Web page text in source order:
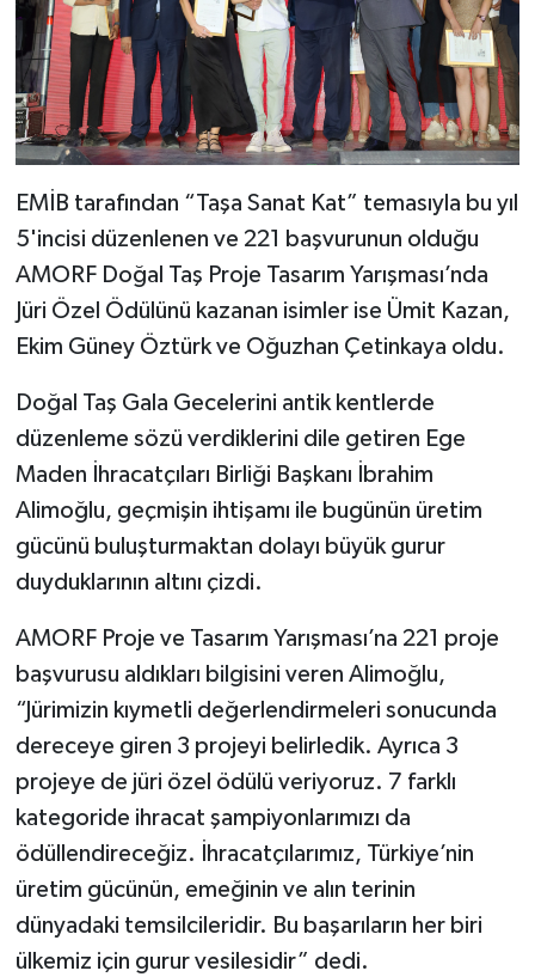
EMİB tarafından “Taşa Sanat Kat” temasıyla bu yıl
5'incisi düzenlenen ve 221 başvurunun olduğu
AMORF Doğal Taş Proje Tasarım Yarışması’nda
Jüri Özel Ödülünü kazanan isimler ise Ümit Kazan,
Ekim Güney Öztürk ve Oğuzhan Çetinkaya oldu.
Doğal Taş Gala Gecelerini antik kentlerde
düzenleme sözü verdiklerini dile getiren Ege
Maden İhracatçıları Birliği Başkanı İbrahim
Alimoğlu, geçmişin ihtişamı ile bugünün üretim
gücünü buluşturmaktan dolayı büyük gurur
duyduklarının altını çizdi.
AMORF Proje ve Tasarım Yarışması’na 221 proje
başvurusu aldıkları bilgisini veren Alimoğlu,
“Jürimizin kıymetli değerlendirmeleri sonucunda
dereceye giren 3 projeyi belirledik. Ayrıca 3
projeye de jüri özel ödülü veriyoruz. 7 farklı
kategoride ihracat şampiyonlarımızı da
ödüllendireceğiz. İhracatçılarımız, Türkiye’nin
üretim gücünün, emeğinin ve alın terinin
dünyadaki temsilcileridir. Bu başarıların her biri
ülkemiz için gurur vesilesidir” dedi.